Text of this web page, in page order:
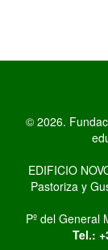
© 2026.
EDIFICIO
Pastoriza y
Pº del General
Tel.: